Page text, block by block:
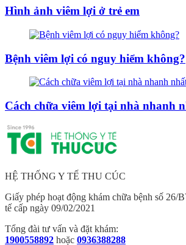
Hình ảnh viêm lợi ở trẻ em
Bệnh viêm lợi có nguy hiểm không?
Cách chữa viêm lợi tại nhà nhanh
HỆ THỐNG Y TẾ THU CÚC
Giấy phép hoạt động khám chữa bệnh số
tế cấp ngày 09/02/2021
Tổng đài tư vấn và đặt khám:
1900558892 hoặc 0936388288